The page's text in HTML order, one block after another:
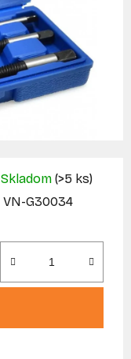
Skladom (>5 ks)
VN-G30034